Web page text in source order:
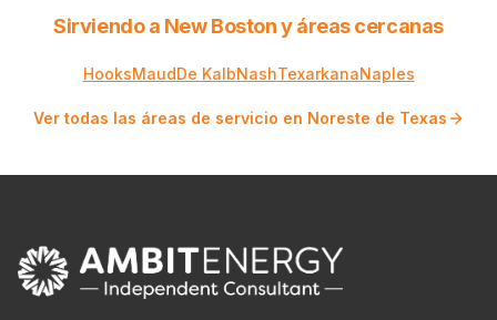
Sirviendo a New Boston y áreas cercanas
HooksMaudDe KalbNashTexarkanaNaples
Ver todas las áreas de servicio en Noreste de Texas